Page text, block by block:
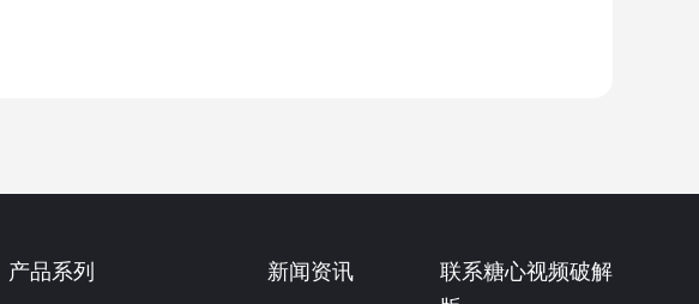
产品系列 新闻资讯
联系糖心视频破解